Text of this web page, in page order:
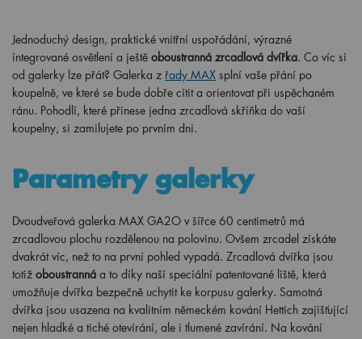
Jednoduchý design, praktické vnitřní uspořádání, výrazné
integrované osvětlení a ještě oboustranná zrcadlová dvířka. Co víc si
od galerky lze přát? Galerka z řady MAX splní vaše přání po
koupelně, ve které se bude dobře cítit a orientovat při uspěchaném
ránu. Pohodlí, které přinese jedna zrcadlová skříňka do vaší
koupelny, si zamilujete po prvním dni.
Parametry galerky
Dvoudveřová galerka MAX GA2O v šířce 60 centimetrů má
zrcadlovou plochu rozdělenou na polovinu. Ovšem zrcadel získáte
dvakrát víc, než to na první pohled vypadá. Zrcadlová dvířka jsou
totiž oboustranná a to díky naší speciální patentované liště, která
umožňuje dvířka bezpečně uchytit ke korpusu galerky. Samotná
dvířka jsou usazena na kvalitním německém kování Hettich zajišťující
nejen hladké a tiché otevírání, ale i tlumené zavírání. Na kování